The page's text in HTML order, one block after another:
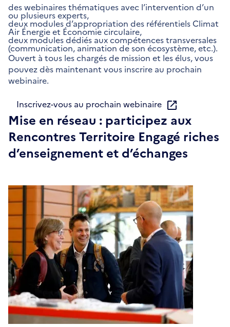
des webinaires thématiques avec l’intervention d’un
ou plusieurs experts,
deux modules d’appropriation des référentiels Climat
Air Énergie et Économie circulaire,
deux modules dédiés aux compétences transversales
(communication, animation de son écosystème, etc.).
Ouvert à tous les chargés de mission et les élus, vous
pouvez dès maintenant vous inscrire au prochain
webinaire.
Inscrivez-vous au prochain webinaire
Mise en réseau : participez aux
Rencontres Territoire Engagé riches
d’enseignement et d’échanges